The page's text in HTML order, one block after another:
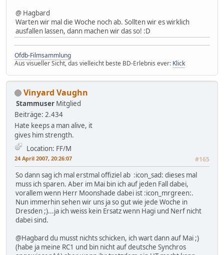
@ Hagbard
Warten wir mal die Woche noch ab. Sollten wir es wirklich
ausfallen lassen, dann machen wir das so! :D
Ofdb-Filmsammlung
Aus visueller Sicht, das vielleicht beste BD-Erlebnis ever: Klick
Vinyard Vaughn
Stammuser Mitglied
Beiträge: 2.434
Hate keeps a man alive, it
gives him strength.
Location: FF/M
24 April 2007, 20:26:07 #165
So dann sag ich mal erstmal offiziel ab :icon_sad: dieses mal
muss ich sparen. Aber im Mai bin ich auf jeden Fall dabei,
vorallem wenn Herr Moonshade dabei ist :icon_mrgreen:.
Nun immerhin sehen wir uns ja so gut wie jede Woche in
Dresden ;)...ja ich weiss kein Ersatz wenn Hagi und Nerf nicht
dabei sind.
@Hagbard du musst nichts schicken, ich wart dann auf Mai ;)
(habe ja meine RC1 und bin nicht auf deutsche Synchros